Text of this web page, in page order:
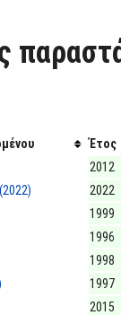
Έτος
2012
2022
1999
1996
1998
1997
2015